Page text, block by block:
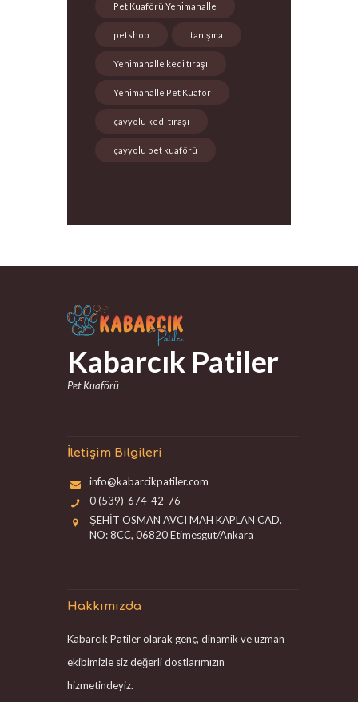
Pet Kuaförü Yenimahalle
petshop tanışma
Yenimahalle kedi tıraşı
Yenimahalle Pet Kuaför
çayyolu kedi tıraşı
çayyolu pet kuaförü
Kabarcık Patiler
Pet Kuaförü
İletişim Bilgileri
info@kabarcikpatiler.com
0 (539)-674-42-76
ŞEHİT OSMAN AVCI MAH KAPLAN CAD.
NO: 8CC, 06820 Etimesgut/Ankara
Hakkımızda
Kabarcık Patiler olarak genç, dinamik ve uzman
ekibimizle siz değerli dostlarımızın
hizmetindeyiz.